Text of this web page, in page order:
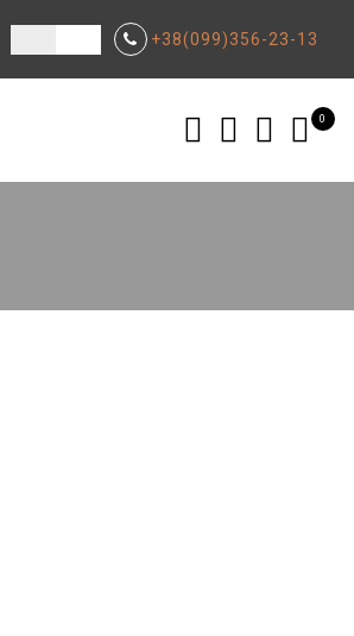
+38(099)356-23-13
0